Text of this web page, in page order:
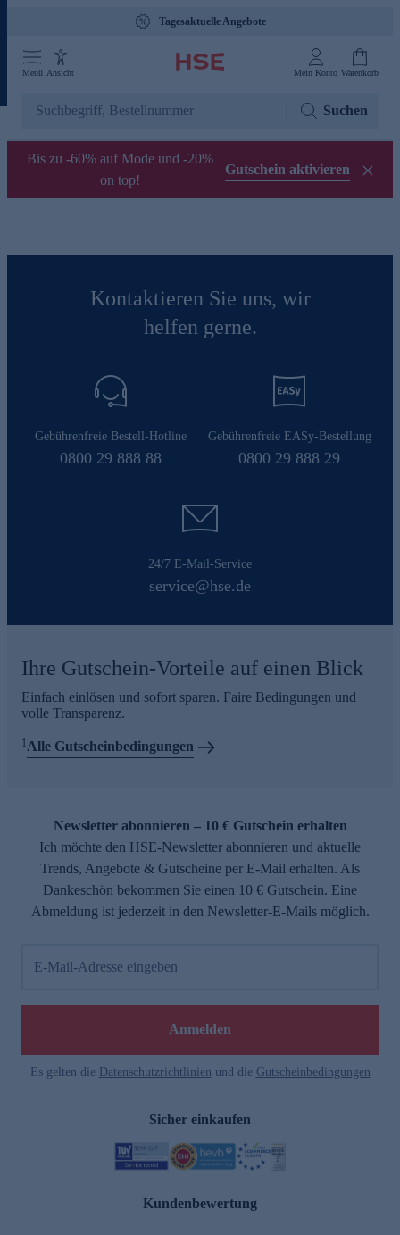
Tagesaktuelle Angebote
Menü Ansicht Mein Konto Warenkorb
Suchen
Bis zu -60% auf Mode und -20%
on top!
Gutschein aktivieren
Kontaktieren Sie uns, wir
helfen gerne.
Gebührenfreie Bestell-Hotline
0800 29 888 88
Gebührenfreie EASy-Bestellung
0800 29 888 29
24/7 E-Mail-Service
service@hse.de
Ihre Gutschein-Vorteile auf einen Blick
Einfach einlösen und sofort sparen. Faire Bedingungen und
volle Transparenz.
1Alle Gutscheinbedingungen
Newsletter abonnieren – 10 € Gutschein erhalten
Ich möchte den HSE-Newsletter abonnieren und aktuelle
Trends, Angebote & Gutscheine per E-Mail erhalten. Als
Dankeschön bekommen Sie einen 10 € Gutschein. Eine
Abmeldung ist jederzeit in den Newsletter-E-Mails möglich.
E-Mail-Adresse eingeben
Anmelden
Es gelten die Datenschutzrichtlinien und die Gutscheinbedingungen
Sicher einkaufen
Kundenbewertung